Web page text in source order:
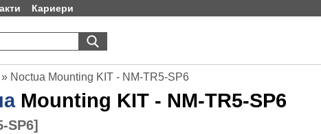
Кариери
» Noctua Mounting KIT - NM-TR5-SP6
Mounting KIT - NM-TR5-SP6
SP6]